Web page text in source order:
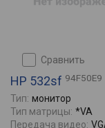
сравнить
HP 532sf 94F50E9
Тип: монитор
Тип матрицы: *VA
Передача видео: